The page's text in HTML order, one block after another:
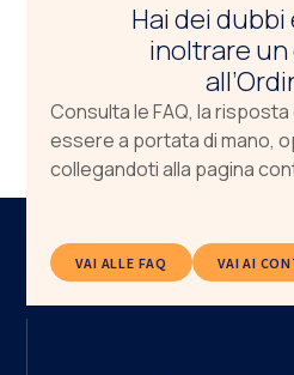
Hai dei
inoltrare
Consulta le FAQ, la
essere a portata di mano,
collegandoti alla pagina
VAI ALLE FAQ VAI AI